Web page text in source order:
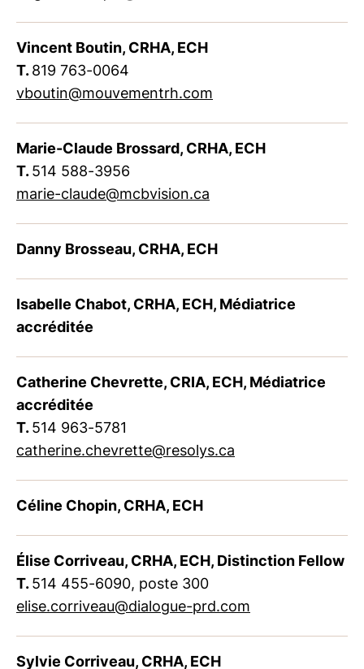
Vincent Boutin, CRHA, ECH
T.819 763-0064
vboutin@mouvementrh.com
Marie-Claude Brossard, CRHA, ECH
T.514 588-3956
marie-claude@mcbvision.ca
Danny Brosseau, CRHA, ECH
Isabelle Chabot, CRHA, ECH, Médiatrice
accréditée
Catherine Chevrette, CRIA, ECH, Médiatrice
accréditée
T.514 963-5781
catherine.chevrette@resolys.ca
Céline Chopin, CRHA, ECH
Élise Corriveau, CRHA, ECH, Distinction Fellow
T.514 455-6090, poste 300
elise.corriveau@dialogue-prd.com
Sylvie Corriveau, CRHA, ECH